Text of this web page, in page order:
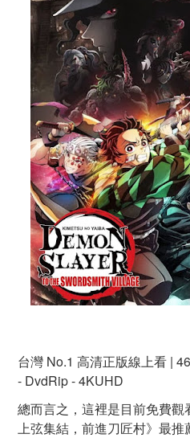
台灣 No.1 高清正版線上看 |
- DvdRip - 4KUHD
總而言之，這裡是目前免費觀
上弦集結，前進刀匠村》最推